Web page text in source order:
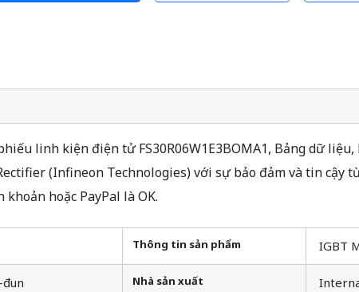
linh kiện điện tử FS30R06W1E3BOMA1, Bảng dữ
(Infineon Technologies) với sự bảo đảm và tin cậy
hoặc PayPal là OK.
Thông tin sản phẩm IGBT
Nhà sản xuất